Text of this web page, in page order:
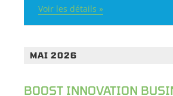
Voir les détails »
MAI 2026
BOOST INNOVATION